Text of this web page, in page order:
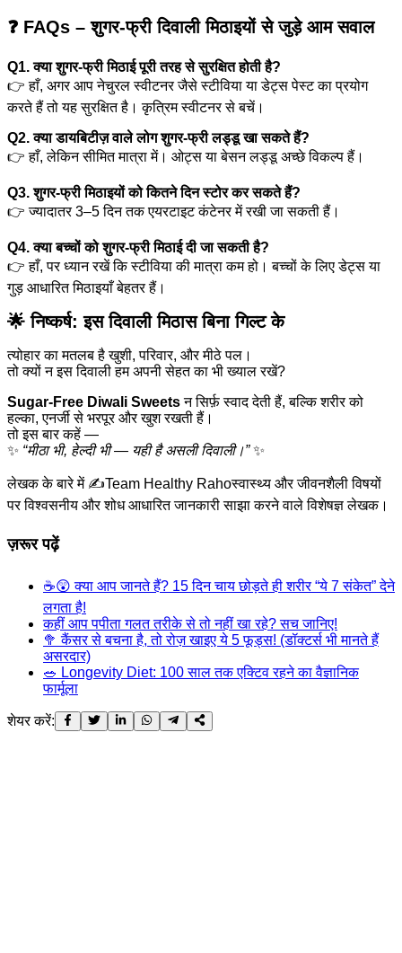
❓ FAQs – शुगर-फ्री दिवाली मिठाइयों से जुड़े आम सवाल
Q1. क्या शुगर-फ्री मिठाई पूरी तरह से सुरक्षित होती है?
👉 हाँ, अगर आप नेचुरल स्वीटनर जैसे स्टीविया या डेट्स पेस्ट का प्रयोग
करते हैं तो यह सुरक्षित है। कृत्रिम स्वीटनर से बचें।
Q2. क्या डायबिटीज़ वाले लोग शुगर-फ्री लड्डू खा सकते हैं?
👉 हाँ, लेकिन सीमित मात्रा में। ओट्स या बेसन लड्डू अच्छे विकल्प हैं।
Q3. शुगर-फ्री मिठाइयों को कितने दिन स्टोर कर सकते हैं?
👉 ज्यादातर 3–5 दिन तक एयरटाइट कंटेनर में रखी जा सकती हैं।
Q4. क्या बच्चों को शुगर-फ्री मिठाई दी जा सकती है?
👉 हाँ, पर ध्यान रखें कि स्टीविया की मात्रा कम हो। बच्चों के लिए डेट्स या
गुड़ आधारित मिठाइयाँ बेहतर हैं।
🌟 निष्कर्ष: इस दिवाली मिठास बिना गिल्ट के
त्योहार का मतलब है खुशी, परिवार, और मीठे पल।
तो क्यों न इस दिवाली हम अपनी सेहत का भी ख्याल रखें?
Sugar-Free Diwali Sweetsन सिर्फ़ स्वाद देती हैं, बल्कि शरीर को
हल्का, एनर्जी से भरपूर और खुश रखती हैं।
तो इस बार कहें —
✨ “मीठा भी, हेल्दी भी — यही है असली दिवाली।”✨
लेखक के बारे में ✍️Team Healthy Rahoस्वास्थ्य और जीवनशैली विषयों
पर विश्वसनीय और शोध आधारित जानकारी साझा करने वाले विशेषज्ञ लेखक।
ज़रूर पढ़ें
☕😲 क्या आप जानते हैं? 15 दिन चाय छोड़ते ही शरीर “ये 7 संकेत” देने
लगता है!
कहीं आप पपीता गलत तरीके से तो नहीं खा रहे? सच जानिए!
🥦 कैंसर से बचना है, तो रोज़ खाइए ये 5 फूड्स! (डॉक्टर्स भी मानते हैं
असरदार)
🥗 Longevity Diet: 100 साल तक एक्टिव रहने का वैज्ञानिक
फार्मूला
शेयर करें: